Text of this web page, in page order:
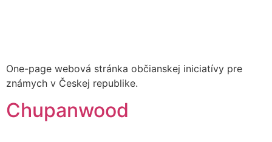
One-page webová stránka občianskej iniciatívy pre
známych v Českej republike.
Chupanwood